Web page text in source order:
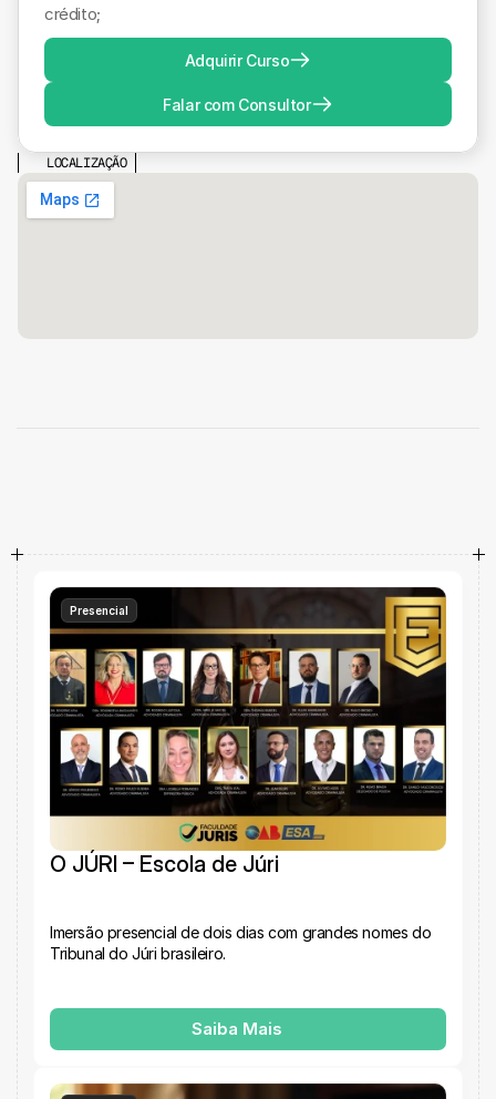
crédito;
Adquirir Curso
Falar com Consultor
LOCALIZAÇÃO
Presencial
O JÚRI – Escola de Júri
Imersão presencial de dois dias com grandes nomes do
Tribunal do Júri brasileiro.
Saiba Mais